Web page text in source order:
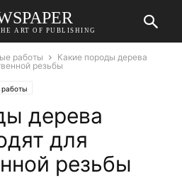
ART OF PUBLISHING
работы
Какие породы дерева
резьбы
дерева
для
резьбы